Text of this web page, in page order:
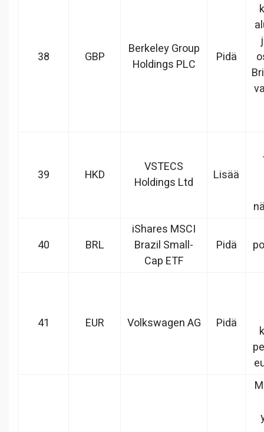
38 GBP
Berkeley Group
Holdings PLC
Pidä
39 HKD
VSTECS
Holdings Ltd
Lisää
40 BRL
iShares MSCI
Brazil Small-
Cap ETF
Pidä
41 EUR Volkswagen AG Pidä